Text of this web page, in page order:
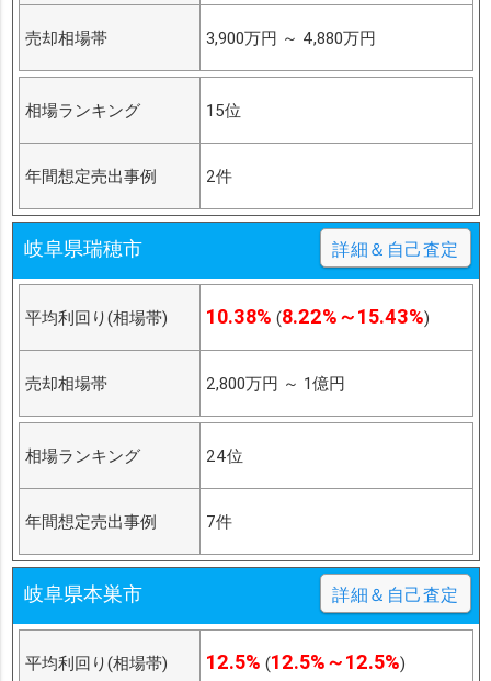
売却相場帯 3,900万円 ～ 4,880万円
相場ランキング 15位
年間想定売出事例 2件
岐阜県瑞穂市 詳細＆自己査定
平均利回り(相場帯) 10.38% (8.22%～15.43%)
売却相場帯 2,800万円 ～ 1億円
相場ランキング 24位
年間想定売出事例 7件
岐阜県本巣市 詳細＆自己査定
平均利回り(相場帯) 12.5% (12.5%～12.5%)